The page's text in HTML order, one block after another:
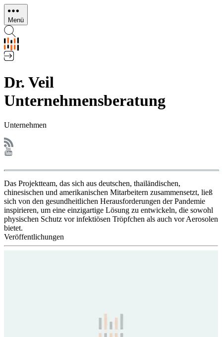
Direkt
zum
Inhalt
Menü
Dr. Veil
Unternehmensberatung
Unternehmen
Das Projektteam, das sich aus deutschen, thailändischen,
chinesischen und amerikanischen Mitarbeitern zusammensetzt, ließ
sich von den gesundheitlichen Herausforderungen der Pandemie
inspirieren, um eine einzigartige Lösung zu entwickeln, die sowohl
physischen Schutz vor infektiösen Tröpfchen als auch vor Aerosolen
bietet.
Veröffentlichungen